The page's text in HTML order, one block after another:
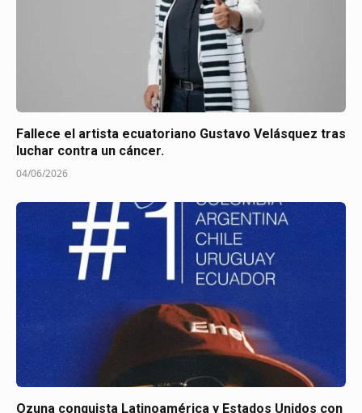
Fallece el artista ecuatoriano Gustavo Velásquez tras
luchar contra un cáncer.
04/06/2026
Ozuna conquista Latinoamérica y Estados Unidos con